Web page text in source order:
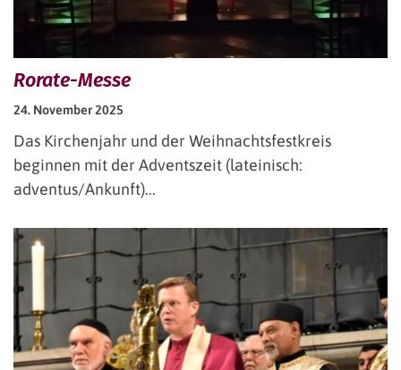
Rorate-Messe
24. November 2025
Das Kirchenjahr und der Weihnachtsfestkreis
beginnen mit der Adventszeit (lateinisch:
adventus/Ankunft)...